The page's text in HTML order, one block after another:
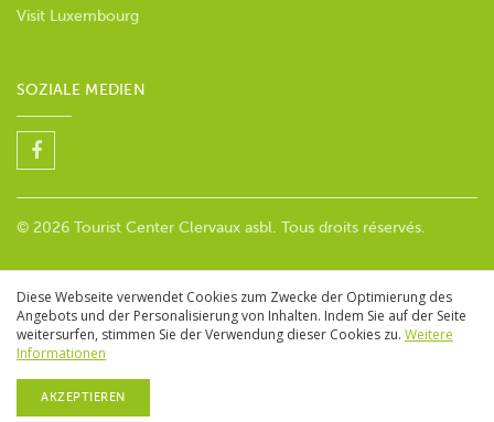
Visit Luxembourg
SOZIALE MEDIEN
© 2026 Tourist Center Clervaux asbl. Tous droits réservés.
Diese Webseite verwendet Cookies zum Zwecke der Optimierung des
Angebots und der Personalisierung von Inhalten. Indem Sie auf der Seite
weitersurfen, stimmen Sie der Verwendung dieser Cookies zu. Weitere
Informationen
AKZEPTIEREN